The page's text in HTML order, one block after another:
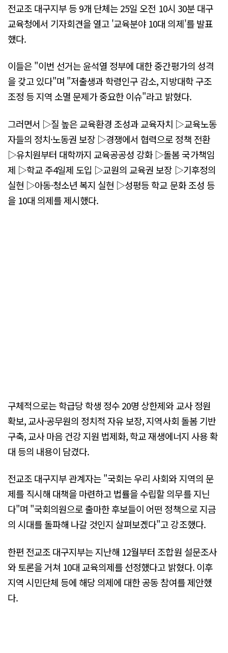
전교조 대구지부 등 9개 단체는 25일 오전 10시 30분 대구
교육청에서 기자회견을 열고 '교육분야 10대 의제'를 발표
했다.
이들은 "이번 선거는 윤석열 정부에 대한 중간평가의 성격
을 갖고 있다"며 "저출생과 학령인구 감소, 지방대학 구조
조정 등 지역 소멸 문제가 중요한 이슈"라고 밝혔다.
그러면서 ▷질 높은 교육환경 조성과 교육자치 ▷교육노동
자들의 정치·노동권 보장 ▷경쟁에서 협력으로 정책 전환
▷유치원부터 대학까지 교육공공성 강화 ▷돌봄 국가책임
제 ▷학교 주4일제 도입 ▷교원의 교육권 보장 ▷기후정의
실현 ▷아동·청소년 복지 실현 ▷성평등 학교 문화 조성 등
을 10대 의제를 제시했다.
구체적으로는 학급당 학생 정수 20명 상한제와 교사 정원
확보, 교사·공무원의 정치적 자유 보장, 지역사회 돌봄 기반
구축, 교사 마음 건강 지원 법제화, 학교 재생에너지 사용 확
대 등의 내용이 담겼다.
전교조 대구지부 관계자는 "국회는 우리 사회와 지역의 문
제를 직시해 대책을 마련하고 법률을 수립할 의무를 지닌
다"며 "국회의원으로 출마한 후보들이 어떤 정책으로 지금
의 시대를 돌파해 나갈 것인지 살펴보겠다"고 강조했다.
한편 전교조 대구지부는 지난해 12월부터 조합원 설문조사
와 토론을 거쳐 10대 교육의제를 선정했다고 밝혔다. 이후
지역 시민단체 등에 해당 의제에 대한 공동 참여를 제안했
다.